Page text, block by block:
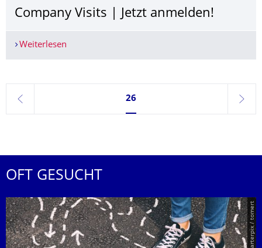
Company Visits | Jetzt anmelden!
Weiterlesen
zurück
Seite 26, aktuell ausgewählt
26
weiter
OFT GESUCHT
© Smarterpix / tomert